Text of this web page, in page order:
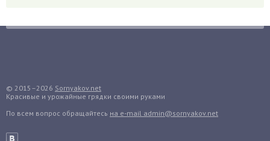
Гранат
Грядки
Гуава
© 2015–2026 Sornyakov.net
Красивые и урожайные грядки своими руками
По всем вопрос обращайтесь на e-mail admin@sornyakov.net